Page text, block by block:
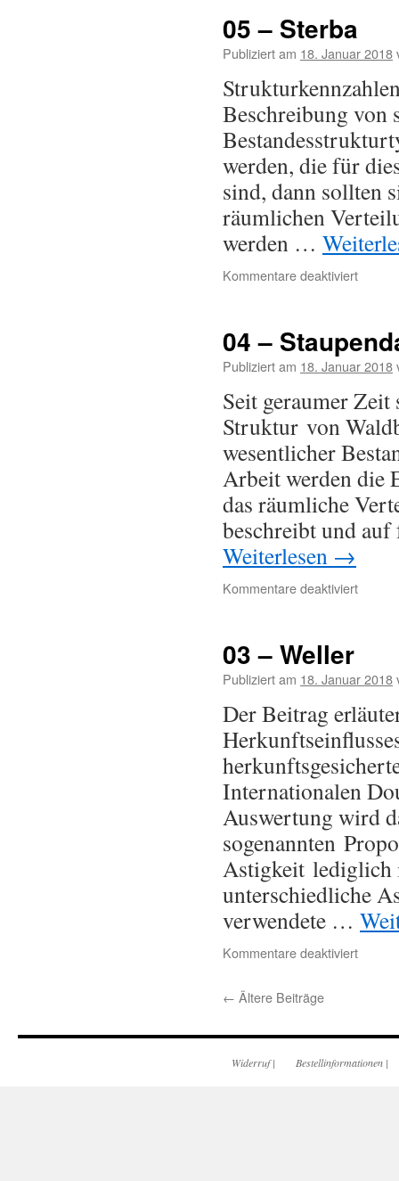
05 – Sterba
Publiziert am 18. Januar 2018
Beschreibung von
werden, die für
sind, dann sollten
räumlichen
werden …
Kommentare deaktiviert
04 –
Publiziert am 18. Januar 2018
Seit geraumer
Struktur von
wesentlicher
Arbeit werden die
das räumliche
beschreibt und
Weiterlesen →
Kommentare deaktiviert
03 – Weller
Publiziert am 18. Januar 2018
Der Beitrag
Internationalen
Auswertung wird
sogenannten
Astigkeit lediglich
unterschiedliche
verwendete …
Kommentare deaktiviert
← Ältere Beiträge
Widerruf| Bestellinformationen |